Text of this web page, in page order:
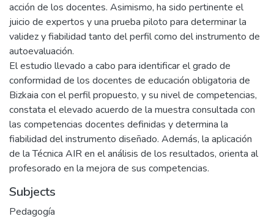
acción de los docentes. Asimismo, ha sido pertinente el
juicio de expertos y una prueba piloto para determinar la
validez y fiabilidad tanto del perfil como del instrumento de
autoevaluación.
El estudio llevado a cabo para identificar el grado de
conformidad de los docentes de educación obligatoria de
Bizkaia con el perfil propuesto, y su nivel de competencias,
constata el elevado acuerdo de la muestra consultada con
las competencias docentes definidas y determina la
fiabilidad del instrumento diseñado. Además, la aplicación
de la Técnica AIR en el análisis de los resultados, orienta al
profesorado en la mejora de sus competencias.
Subjects
Pedagogía